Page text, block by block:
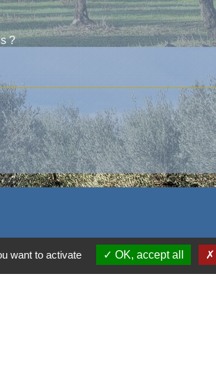
?
want to activate OK, accept all